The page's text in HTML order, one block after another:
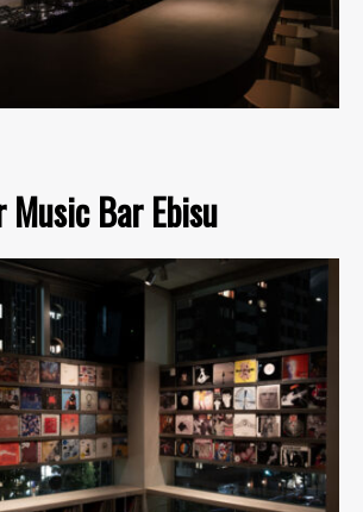
Bar Ebisu